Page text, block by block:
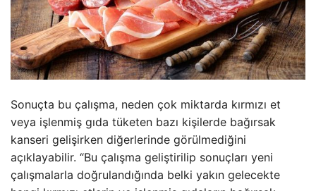
Sonuçta bu çalışma, neden çok miktarda kırmızı et
veya işlenmiş gıda tüketen bazı kişilerde bağırsak
kanseri gelişirken diğerlerinde görülmediğini
açıklayabilir. “Bu çalışma geliştirilip sonuçları yeni
çalışmalarla doğrulandığında belki yakın gelecekte